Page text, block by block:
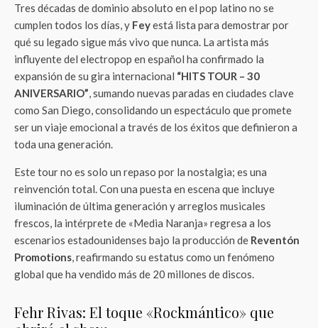
Tres décadas de dominio absoluto en el pop latino no se
cumplen todos los días, y Feyestá lista para demostrar por
qué su legado sigue más vivo que nunca. La artista más
influyente del electropop en español ha confirmado la
expansión de su gira internacional “HITS TOUR – 30
ANIVERSARIO”, sumando nuevas paradas en ciudades clave
como San Diego, consolidando un espectáculo que promete
ser un viaje emocional a través de los éxitos que definieron a
toda una generación.
Este tour no es solo un repaso por la nostalgia; es una
reinvención total. Con una puesta en escena que incluye
iluminación de última generación y arreglos musicales
frescos, la intérprete de «Media Naranja» regresa a los
escenarios estadounidenses bajo la producción de Reventón
Promotions, reafirmando su estatus como un fenómeno
global que ha vendido más de 20 millones de discos.
Fehr Rivas: El toque «Rockmántico» que